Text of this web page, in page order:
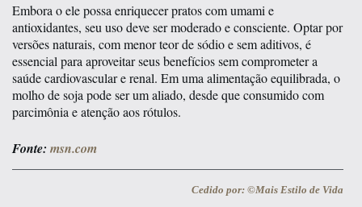
Embora o ele possa enriquecer pratos com umami e
antioxidantes, seu uso deve ser moderado e consciente. Optar por
versões naturais, com menor teor de sódio e sem aditivos, é
essencial para aproveitar seus benefícios sem comprometer a
saúde cardiovascular e renal. Em uma alimentação equilibrada, o
molho de soja pode ser um aliado, desde que consumido com
parcimônia e atenção aos rótulos.
Fonte: msn.com
Cedido por: ©Mais Estilo de Vida